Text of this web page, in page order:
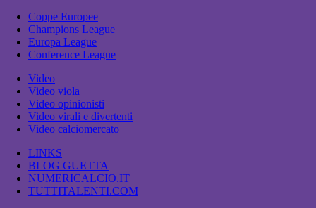
Coppe Europee
Champions League
Europa League
Conference League
Video
Video viola
Video opinionisti
Video virali e divertenti
Video calciomercato
LINKS
BLOG GUETTA
NUMERICALCIO.IT
TUTTITALENTI.COM